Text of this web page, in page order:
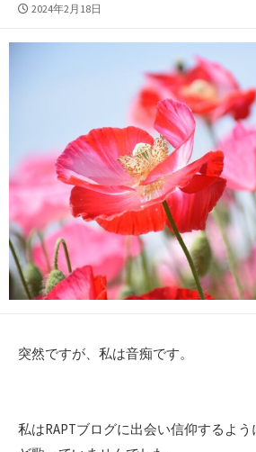
公
日
2024年2月18日
突然ですが、私は音痴です。
私はRAPTブログに出会い信仰するよ